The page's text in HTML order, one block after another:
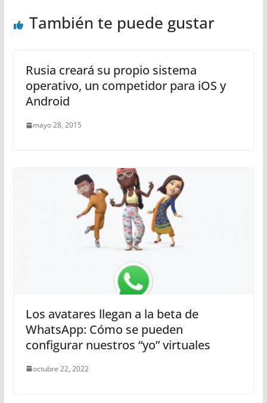
También te puede gustar
Rusia creará su propio sistema
operativo, un competidor para iOS y
Android
mayo 28, 2015
Los avatares llegan a la beta de
WhatsApp: Cómo se pueden
configurar nuestros “yo” virtuales
octubre 22, 2022